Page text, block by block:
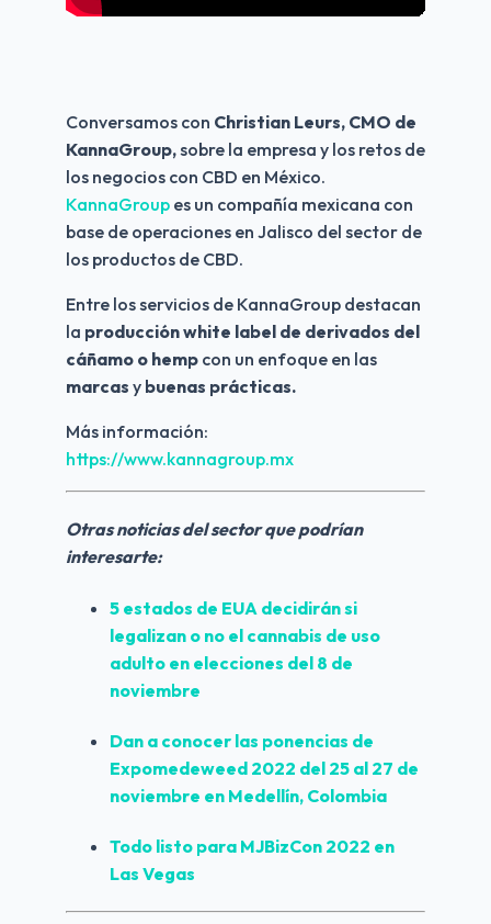
Conversamos con Christian Leurs, CMO de
KannaGroup, sobre la empresa y los retos de
KannaGroup es un compañía mexicana con
base de operaciones en Jalisco del sector de
los productos de CBD.
Entre los servicios de KannaGroup destacan
la producción white label de derivados del
cáñamo o hemp
marcas y buenas prácticas.
https://www.kannagroup.mx
Otras noticias del sector que podrían
interesarte:
5 estados de EUA decidirán si
legalizan o no el cannabis de uso
adulto en elecciones del 8 de
noviembre
Dan a conocer las ponencias de
Expomedeweed 2022 del 25 al 27 de
noviembre en Medellín, Colombia
Todo listo para MJBizCon 2022 en
Las Vegas